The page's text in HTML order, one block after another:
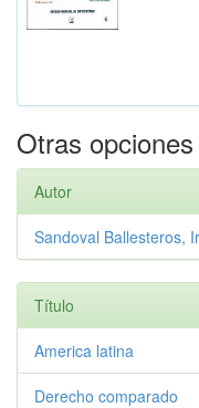
Otras
Autor
Sandoval Ballesteros,
Título
America latina
Derecho comparado